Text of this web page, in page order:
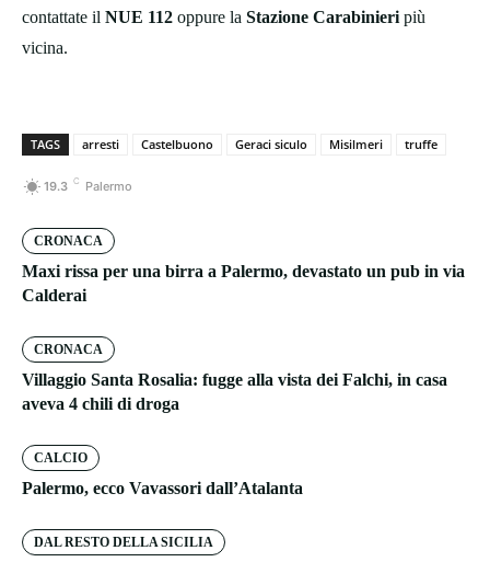
contattate il NUE 112 oppure la Stazione Carabinieri più
vicina.
TAGS arresti Castelbuono Geraci siculo Misilmeri truffe
19.3 C Palermo
CRONACA
Maxi rissa per una birra a Palermo, devastato un pub in via
Calderai
CRONACA
Villaggio Santa Rosalia: fugge alla vista dei Falchi, in casa
aveva 4 chili di droga
CALCIO
Palermo, ecco Vavassori dall’Atalanta
DAL RESTO DELLA SICILIA